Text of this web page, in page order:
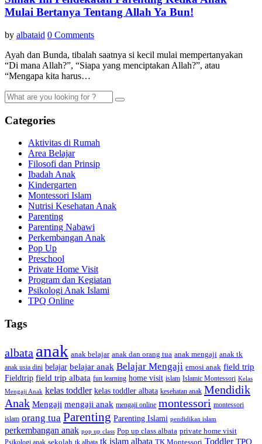
Mulai Bertanya Tentang Allah Ya Bun!
by albataid 0 Comments
Ayah dan Bunda, tibalah saatnya si kecil mulai mempertanyakan
“Di mana Allah?”, “Siapa yang menciptakan Allah?”, atau
“Mengapa kita harus…
Categories
Aktivitas di Rumah
Area Belajar
Filosofi dan Prinsip
Ibadah Anak
Kindergarten
Montessori Islam
Nutrisi Kesehatan Anak
Parenting
Parenting Nabawi
Perkembangan Anak
Pop Up
Preschool
Private Home Visit
Program dan Kegiatan
Psikologi Anak Islami
TPQ Online
Tags
albata anak anak belajar anak dan orang tua anak mengaji anak tk
anak usia dini belajar belajar anak Belajar Mengaji emosi anak field trip
Fieldtrip field trip albata fun learning home visit islam Islamic Montessori Kelas
Mengaji Anak kelas toddler kelas toddler albata kesehatan anak Mendidik
Anak Mengaji mengaji anak mengaji online montessori montessori
islam orang tua Parenting Parenting Islami pendidikan islam
perkembangan anak pop up class Pop up class albata private home visit
Psikologi anak sekolah tk albata tk islam albata TK Montessori Toddler TPQ